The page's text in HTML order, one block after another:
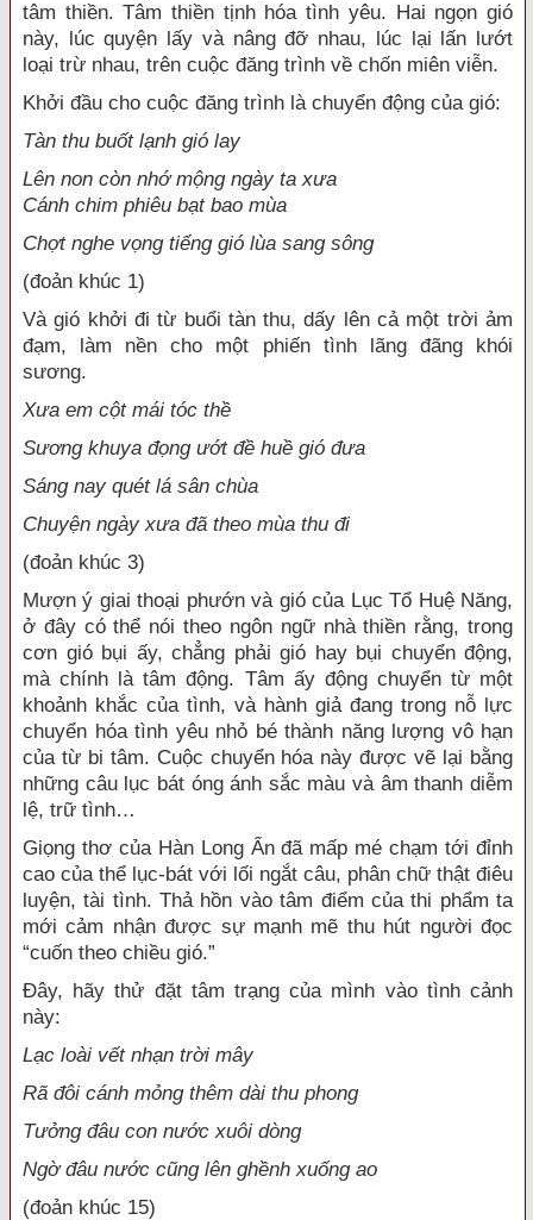
tâm thiền. Tâm thiền tịnh hóa tình yêu. Hai ngọn gió
này, lúc quyện lấy và nâng đỡ nhau, lúc lại lấn lướt
loại trừ nhau, trên cuộc đăng trình về chốn miên viễn.
Khởi đầu cho cuộc đăng trình là chuyển động của gió:
Tàn thu buốt lạnh gió lay
Lên non còn nhớ mộng ngày ta xưa
Cánh chim phiêu bạt bao mùa
Chợt nghe vọng tiếng gió lùa sang sông
(đoản khúc 1)
Và gió khởi đi từ buổi tàn thu, dấy lên cả một trời ảm
đạm, làm nền cho một phiến tình lãng đãng khói
sương.
Xưa em cột mái tóc thề
Sương khuya đọng ướt đề huề gió đưa
Sáng nay quét lá sân chùa
Chuyện ngày xưa đã theo mùa thu đi
(đoản khúc 3)
Mượn ý giai thoại phướn và gió của Lục Tổ Huệ Năng,
ở đây có thể nói theo ngôn ngữ nhà thiền rằng, trong
cơn gió bụi ấy, chẳng phải gió hay bụi chuyển động,
mà chính là tâm động. Tâm ấy động chuyển từ một
khoảnh khắc của tình, và hành giả đang trong nỗ lực
chuyển hóa tình yêu nhỏ bé thành năng lượng vô hạn
của từ bi tâm. Cuộc chuyển hóa này được vẽ lại bằng
những câu lục bát óng ánh sắc màu và âm thanh diễm
lệ, trữ tình…
Giọng thơ của Hàn Long Ẩn đã mấp mé chạm tới đỉnh
cao của thể lục-bát với lối ngắt câu, phân chữ thật điêu
luyện, tài tình. Thả hồn vào tâm điểm của thi phẩm ta
mới cảm nhận được sự mạnh mẽ thu hút người đọc
“cuốn theo chiều gió.”
Đây, hãy thử đặt tâm trạng của mình vào tình cảnh
này:
Lạc loài vết nhạn trời mây
Rã đôi cánh mỏng thêm dài thu phong
Tưởng đâu con nước xuôi dòng
Ngờ đâu nước cũng lên ghềnh xuống ao
(đoản khúc 15)